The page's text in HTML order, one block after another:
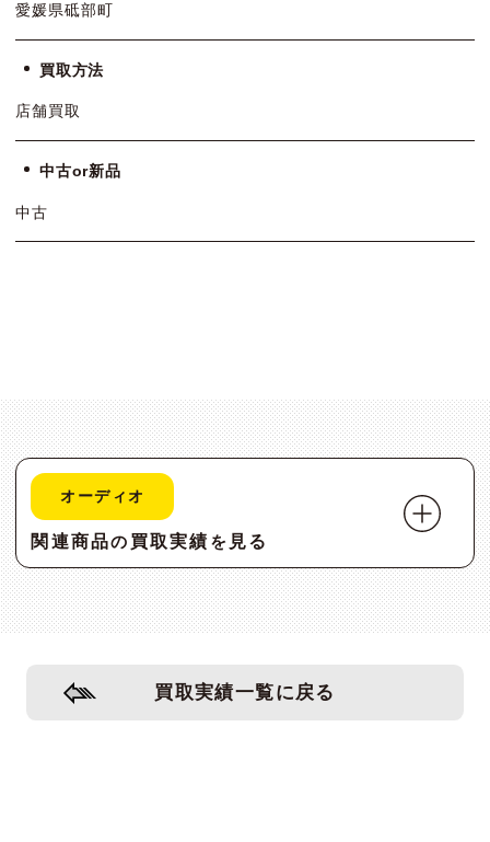
愛媛県砥部町
買取方法
店舗買取
中古or新品
中古
オーディオ
関連商品の 買取実績 を 見る
買取実績一覧に戻る